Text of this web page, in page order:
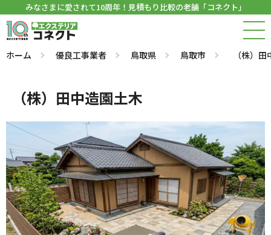
みなさまに愛されて10周年！見積もり比較の老舗「コネクト」
ホーム 優良工事業者 鳥取県 鳥取市 （株）
（株）田中造園土木